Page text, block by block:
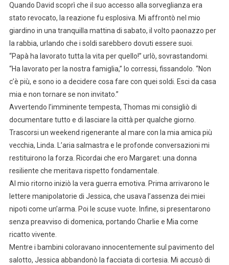
Quando David scoprì che il suo accesso alla sorveglianza era
stato revocato, la reazione fu esplosiva. Mi affrontò nel mio
giardino in una tranquilla mattina di sabato, il volto paonazzo per
la rabbia, urlando che i soldi sarebbero dovuti essere suoi.
“Papà ha lavorato tutta la vita per quello!” urlò, sovrastandomi.
“Ha lavorato per la nostra famiglia,” lo corressi, fissandolo. “Non
c’è più, e sono io a decidere cosa fare con quei soldi. Esci da casa
mia e non tornare se non invitato.”
Avvertendo l’imminente tempesta, Thomas mi consigliò di
documentare tutto e di lasciare la città per qualche giorno.
Trascorsi un weekend rigenerante al mare con la mia amica più
vecchia, Linda. L’aria salmastra e le profonde conversazioni mi
restituirono la forza. Ricordai che ero Margaret: una donna
resiliente che meritava rispetto fondamentale.
Al mio ritorno iniziò la vera guerra emotiva. Prima arrivarono le
lettere manipolatorie di Jessica, che usava l’assenza dei miei
nipoti come un’arma. Poi le scuse vuote. Infine, si presentarono
senza preavviso di domenica, portando Charlie e Mia come
ricatto vivente.
Mentre i bambini coloravano innocentemente sul pavimento del
salotto, Jessica abbandonò la facciata di cortesia. Mi accusò di